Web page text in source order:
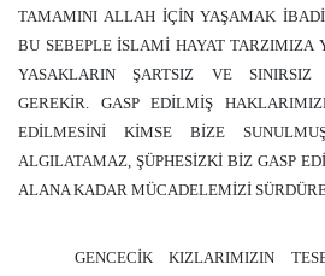
TAMAMINI ALLAH İÇİN YAŞAMAK İBADİ
BU SEBEPLE İSLAMİ HAYAT TARZIMIZA
YASAKLARIN ŞARTSIZ VE SINIRSIZ
GEREKİR. GASP EDİLMİŞ
EDİLMESİNİ KİMSE BİZE
ALGILATAMAZ, ŞÜPHESİZKİ BİZ GASP
ALANA KADAR MÜCADELEMİZİ
GENCECİK KIZLARIMIZIN